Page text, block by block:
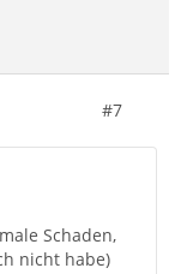
#7
Schaden,
nicht habe)